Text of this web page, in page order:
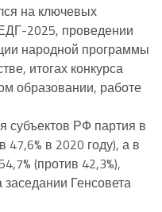
на ключевых
2025, проведении
народной программы
итогах конкурса
образовании, работе
субъектов РФ партия в
47,6% в 2020 году), а в
(против 42,3%),
Генсовета